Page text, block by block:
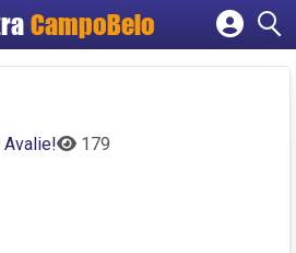
CampoBelo
Cadastrar empresa
Avalie! 179